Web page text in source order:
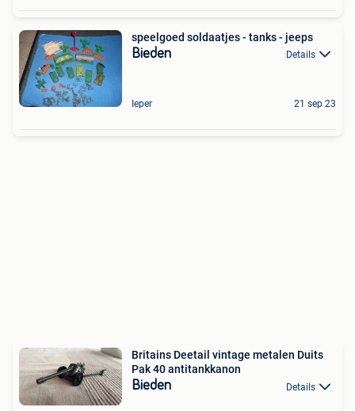
speelgoed soldaatjes - tanks - jeeps
Bieden Details
Ieper 21 sep 23
Britains Deetail vintage metalen Duits
Pak 40 antitankkanon
Bieden Details